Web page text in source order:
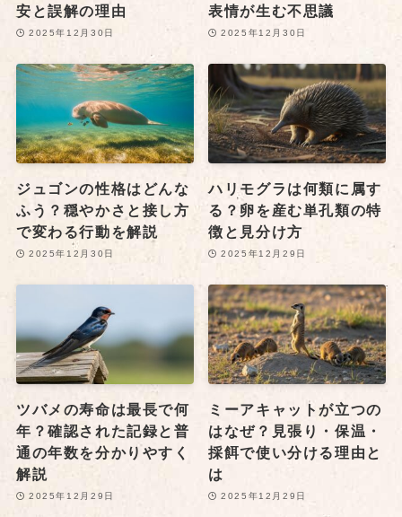
安と誤解の理由
2025年12月30日
表情が生む不思議
2025年12月30日
ジュゴンの性格はどんな
ふう？穏やかさと接し方
で変わる行動を解説
2025年12月30日
ハリモグラは何類に属す
る？卵を産む単孔類の特
徴と見分け方
2025年12月29日
ツバメの寿命は最長で何
年？確認された記録と普
通の年数を分かりやすく
解説
2025年12月29日
ミーアキャットが立つの
はなぜ？見張り・保温・
採餌で使い分ける理由と
は
2025年12月29日